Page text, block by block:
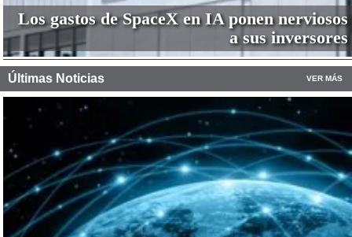
Los gastos de SpaceX en IA ponen nerviosos
a sus inversores
Últimas Noticias VER MÁS